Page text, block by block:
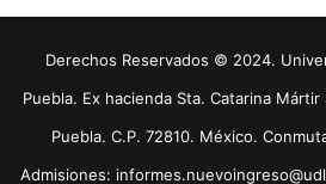
Derechos Reservados © 2024.
Puebla. Ex hacienda Sta. Catarina
Puebla. C.P. 72810. México.
Admisiones: